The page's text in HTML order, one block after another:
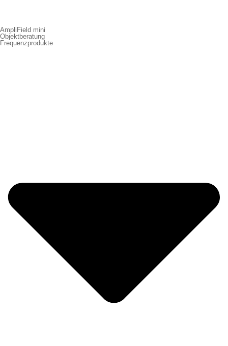
AmpliField mini
Objektberatung
Frequenzprodukte